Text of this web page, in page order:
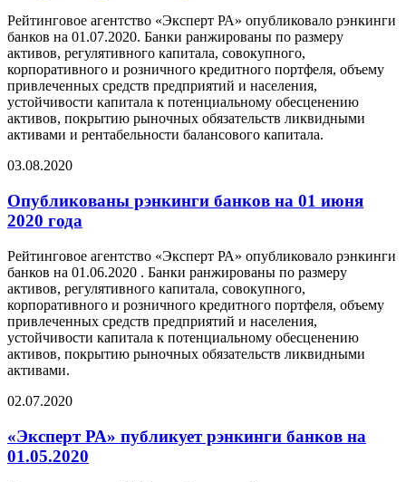
Рейтинговое агентство «Эксперт РА» опубликовало рэнкинги
банков на 01.07.2020. Банки ранжированы по размеру
активов, регулятивного капитала, совокупного,
корпоративного и розничного кредитного портфеля, объему
привлеченных средств предприятий и населения,
устойчивости капитала к потенциальному обесценению
активов, покрытию рыночных обязательств ликвидными
активами и рентабельности балансового капитала.
03.08.2020
Опубликованы рэнкинги банков на 01 июня
2020 года
Рейтинговое агентство «Эксперт РА» опубликовало рэнкинги
банков на 01.06.2020 . Банки ранжированы по размеру
активов, регулятивного капитала, совокупного,
корпоративного и розничного кредитного портфеля, объему
привлеченных средств предприятий и населения,
устойчивости капитала к потенциальному обесценению
активов, покрытию рыночных обязательств ликвидными
активами.
02.07.2020
«Эксперт РА» публикует рэнкинги банков на
01.05.2020